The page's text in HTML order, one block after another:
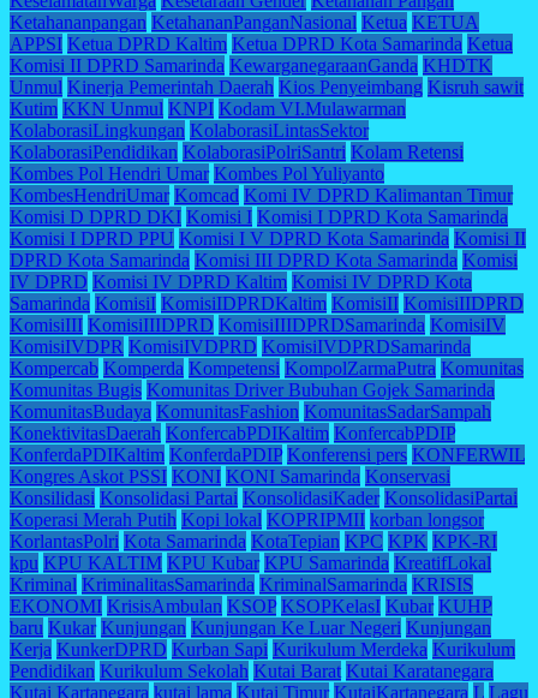
Ketahananpangan KetahananPanganNasional Ketua KETUA
APPSI Ketua DPRD Kaltim Ketua DPRD Kota Samarinda Ketua
Komisi II DPRD Samarinda KewarganegaraanGanda KHDTK
Unmul Kinerja Pemerintah Daerah Kios Penyeimbang Kisruh sawit
Kutim KKN Unmul KNPI Kodam VI.Mulawarman
KolaborasiLingkungan KolaborasiLintasSektor
KolaborasiPendidikan KolaborasiPolriSantri Kolam Retensi
Kombes Pol Hendri Umar Kombes Pol Yuliyanto
KombesHendriUmar Komcad Komi IV DPRD Kalimantan Timur
Komisi D DPRD DKI Komisi I Komisi I DPRD Kota Samarinda
Komisi I DPRD PPU Komisi I V DPRD Kota Samarinda Komisi II
DPRD Kota Samarinda Komisi III DPRD Kota Samarinda Komisi
IV DPRD Komisi IV DPRD Kaltim Komisi IV DPRD Kota
Samarinda KomisiI KomisiIDPRDKaltim KomisiII KomisiIIDPRD
KomisiIII KomisiIIIDPRD KomisiIIIDPRDSamarinda KomisiIV
KomisiIVDPR KomisiIVDPRD KomisiIVDPRDSamarinda
Kompercab Komperda Kompetensi KompolZarmaPutra Komunitas
Komunitas Bugis Komunitas Driver Bubuhan Gojek Samarinda
KomunitasBudaya KomunitasFashion KomunitasSadarSampah
KonektivitasDaerah KonfercabPDIKaltim KonfercabPDIP
KonferdaPDIKaltim KonferdaPDIP Konferensi pers KONFERWIL
Kongres Askot PSSI KONI KONI Samarinda Konservasi
Konsilidasi Konsolidasi Partai KonsolidasiKader KonsolidasiPartai
Koperasi Merah Putih Kopi lokal KOPRIPMII korban longsor
KorlantasPolri Kota Samarinda KotaTepian KPC KPK KPK-RI
kpu KPU KALTIM KPU Kubar KPU Samarinda KreatifLokal
Kriminal KriminalitasSamarinda KriminalSamarinda KRISIS
EKONOMI KrisisAmbulan KSOP KSOPKelasI Kubar KUHP
baru Kukar Kunjungan Kunjungan Ke Luar Negeri Kunjungan
Kerja KunkerDPRD Kurban Sapi Kurikulum Merdeka Kurikulum
Pendidikan Kurikulum Sekolah Kutai Barat Kutai Karatanegara
Kutai Kartanegara kutai lama Kutai Timur KutaiKartanegara L Lagu